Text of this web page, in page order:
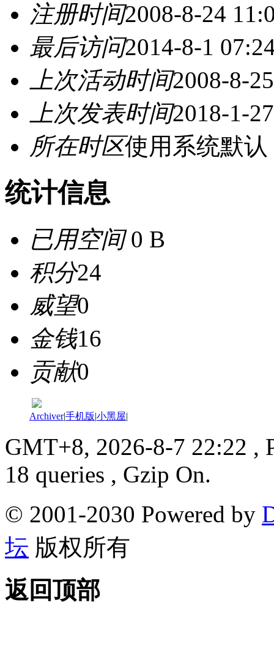
注册时间2008-8-24
最后访问2014-8-1
上次活动时间2008-8-
上次发表时间2018-1-
所在时区使用系统默认
统计信息
已用空间0 B
积分24
威望0
金钱16
贡献0
Archiver|手机版|小黑屋|
GMT+8, 2026-8-7 22:22 ,
18 queries , Gzip On.
© 2001-2030 Powered by
坛 版权所有
返回顶部